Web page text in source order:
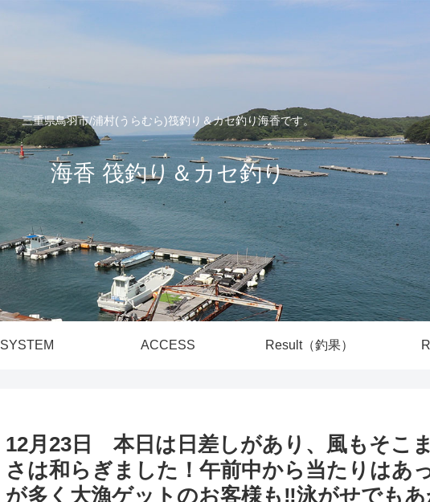
三重県鳥羽市/浦村(うらむら)筏釣り＆カセ釣り海香です。
海香 筏釣り＆カセ釣り
SYSTEM ACCESS Result（釣果）
12月23日 本日は日差しがあり、風もそこ
さは和らぎました！午前中から当たりはあ
が多く大漁ゲットのお客様も‼︎泳がせでも